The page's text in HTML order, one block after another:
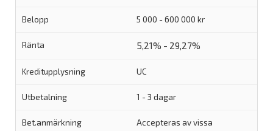
5 000 - 600 000 kr
5,21% - 29,27%
UC
1 - 3 dagar
Accepteras av vissa